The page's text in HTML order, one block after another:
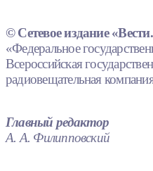
© Сетевое издание
«Федеральное
Всероссийская
радиовещательная
Главный редактор
А. А. Филипповский